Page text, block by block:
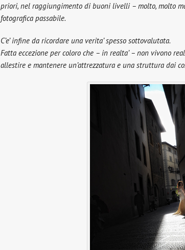
priori, nel raggiungimento di buoni livelli – molto, molto
fotografica passabile.
C’e’ infine da ricordare una verita’ spesso sottovalutata.
Fatta eccezione per coloro che – in realta’ – non vivono
allestire e mantenere un’attrezzatura e una struttura dai